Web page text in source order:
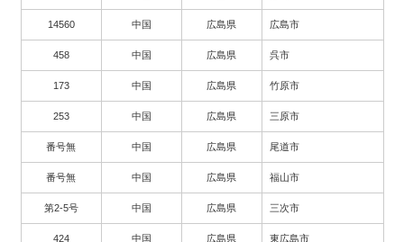
14560 中国 広島県 広島市
458 中国 広島県 呉市
173 中国 広島県 竹原市
253 中国 広島県 三原市
番号無 中国 広島県 尾道市
番号無 中国 広島県 福山市
第2-5号 中国 広島県 三次市
424 中国 広島県 東広島市